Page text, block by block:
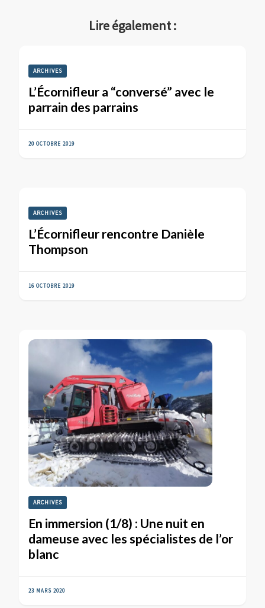
Lire également :
ARCHIVES
L’Écornifleur a “conversé” avec le
parrain des parrains
20 OCTOBRE 2019
ARCHIVES
L’Écornifleur rencontre Danièle
Thompson
16 OCTOBRE 2019
ARCHIVES
En immersion (1/8) : Une nuit en
dameuse avec les spécialistes de l’or
blanc
23 MARS 2020